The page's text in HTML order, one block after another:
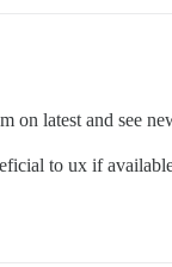
latest and see
to ux if